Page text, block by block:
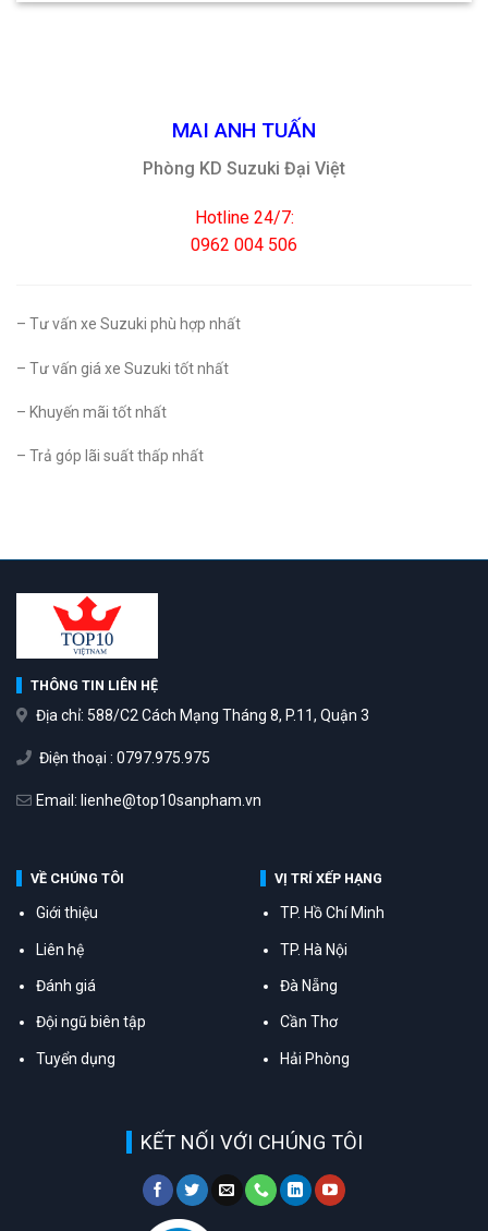
MAI ANH TUẤN
Phòng KD Suzuki Đại Việt
Hotline 24/7:
0962 004 506
– Tư vấn xe Suzuki phù hợp nhất
– Tư vấn giá xe Suzuki tốt nhất
– Khuyến mãi tốt nhất
– Trả góp lãi suất thấp nhất
THÔNG TIN LIÊN HỆ
Địa chỉ: 588/C2 Cách Mạng Tháng 8, P.11, Quận 3
Điện thoại : 0797.975.975
Email: lienhe@top10sanpham.vn
VỀ CHÚNG TÔI
Giới thiệu
Liên hệ
Đánh giá
Đội ngũ biên tập
Tuyển dụng
VỊ TRÍ XẾP HẠNG
TP. Hồ Chí Minh
TP. Hà Nội
Đà Nẵng
Cần Thơ
Hải Phòng
KẾT NỐI VỚI CHÚNG TÔI